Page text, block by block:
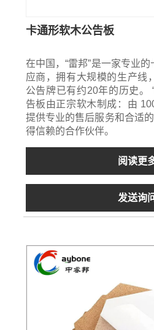
卡通形软木公告板
在中国，“雷邦”是一家专业
应商，拥有大规模的生产线
公告牌已有约20年的历史。
告板由正宗软木制成：由
提供专业的售后服务和合适
得信赖的合作伙伴。
阅读更
发送询